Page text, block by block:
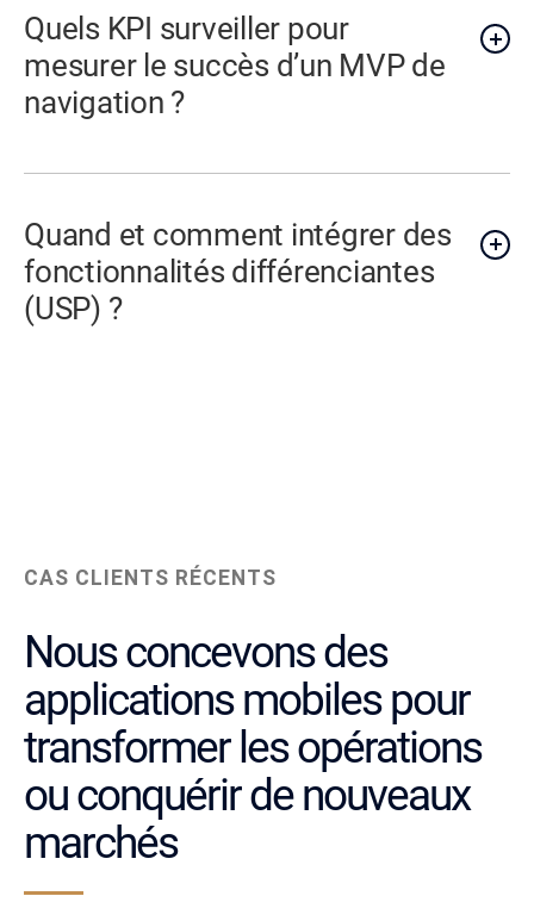
Quels KPI surveiller pour
mesurer le succès d’un MVP de
navigation ?
Quand et comment intégrer des
fonctionnalités différenciantes
(USP) ?
CAS CLIENTS RÉCENTS
Nous concevons des
applications mobiles pour
transformer les opérations
ou conquérir de nouveaux
marchés